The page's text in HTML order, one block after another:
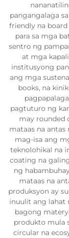
pangangalaga
friendly na
para sa mga
sentro ng
at mga
institusyong
ang mga
books, na
pagtuturo ng
may rounded
mataas na
mag-isa ang
teknolohikal na
coating na
ng
mataas na
produksyon ay
inuulit ang lahat
bagong
produkto mula
circular na